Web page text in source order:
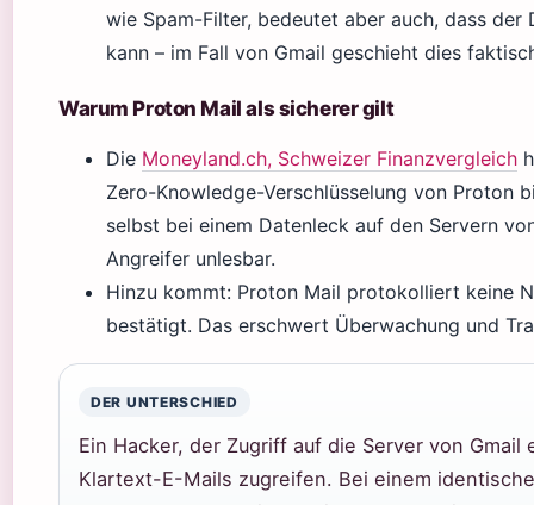
wie Spam-Filter, bedeutet aber auch, dass
kann – im Fall von Gmail geschieht dies
Warum Proton Mail als sicherer gilt
Die Moneyland.ch, Schweizer Finanzvergleich
Zero-Knowledge-Verschlüsselung von Proton
selbst bei einem Datenleck auf den Servern
Angreifer unlesbar.
Hinzu kommt: Proton Mail protokolliert keine
bestätigt. Das erschwert Überwachung und
DER UNTERSCHIED
Ein Hacker, der Zugriff auf die Server von
Klartext-E-Mails zugreifen. Bei einem